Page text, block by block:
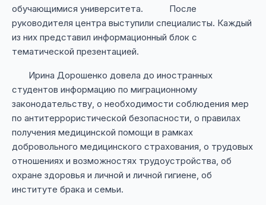
обучающимися университета. После
руководителя центра выступили специалисты. Каждый
из них представил информационный блок с
тематической презентацией.
Ирина Дорошенко довела до иностранных
студентов информацию по миграционному
законодательству, о необходимости соблюдения мер
по антитеррористической безопасности, о правилах
получения медицинской помощи в рамках
добровольного медицинского страхования, о трудовых
отношениях и возможностях трудоустройства, об
охране здоровья и личной и личной гигиене, об
институте брака и семьи.